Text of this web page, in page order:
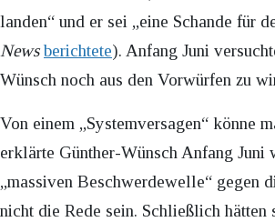
landen“ und er sei „eine Schande für
News berichtete). Anfang Juni
Wünsch noch aus den Vorwürfen zu
Von einem „Systemversagen“ könne
erklärte Günther-Wünsch Anfang Juni
„massiven Beschwerdewelle“ gegen
nicht die Rede sein. Schließlich hätten